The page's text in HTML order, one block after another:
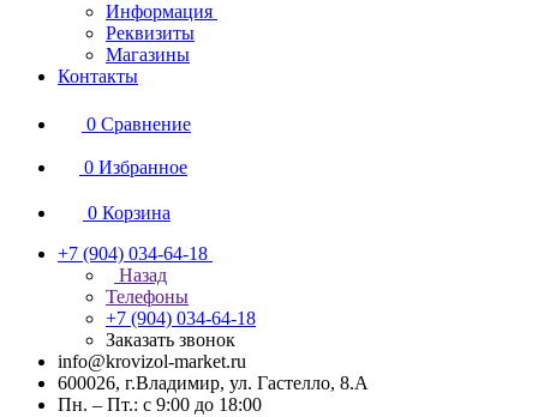
Информация
Реквизиты
Магазины
Контакты
0 Сравнение
0 Избранное
0 Корзина
+7 (904) 034-64-18
Назад
Телефоны
+7 (904) 034-64-18
Заказать звонок
info@krovizol-market.ru
600026, г.Владимир, ул. Гастелло, 8.А
Пн. – Пт.: с 9:00 до 18:00